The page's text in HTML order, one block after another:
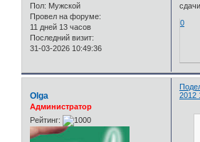
Пол: Мужской
Провел на форуме:
11 дней 13 часов
Последний визит:
31-03-2026 10:49:36
0
2012
Olga
Администратор
Рейтинг: